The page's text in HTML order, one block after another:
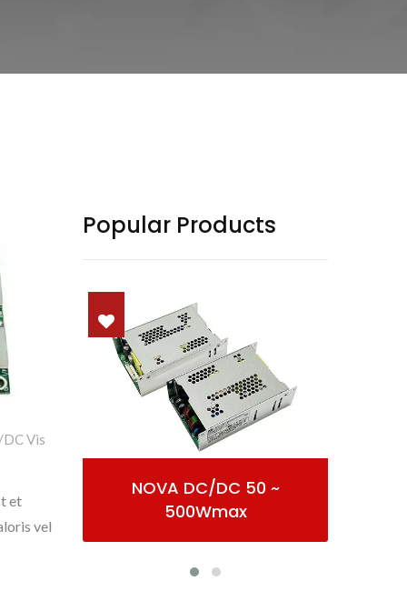
Vis
et
vel
Popular Products
AC/DC Potentia Clausa